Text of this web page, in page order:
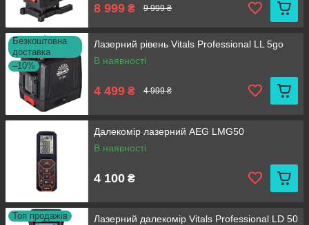
8 999 ₴ 9 999 ₴
Безкоштовна
доставка
–10%
Лазерний рівень Vitals Professional LL 5go
В наявності
4 499 ₴ 4 999 ₴
Далекомір лазерний AEG LMG50
В наявності
4 100 ₴
Топ продажів
Лазерний далекомір Vitals Professional LD 50